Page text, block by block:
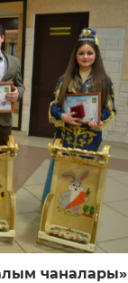
чаналары»